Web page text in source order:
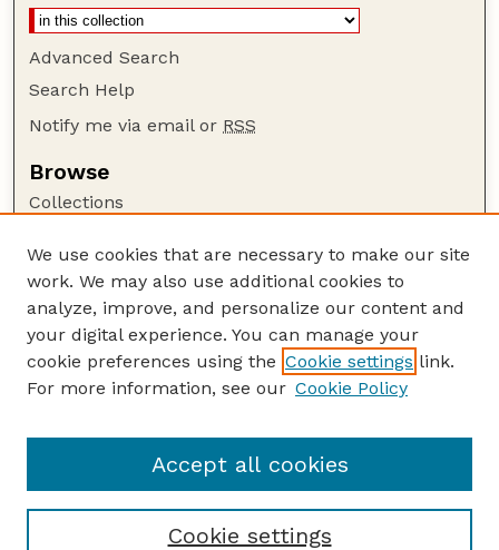
Advanced Search
Search Help
Notify me via email or RSS
Browse
Collections
Authors
Author Corner
Author FAQ
Guide to Submitting
Buy Zea Books here
We use cookies that are necessary to make our site
work. We may also use additional cookies to
analyze, improve, and personalize our content and
your digital experience. You can manage your
cookie preferences using the Cookie settings link.
For more information, see our Cookie Policy
Cookie settings
Accept all cookies